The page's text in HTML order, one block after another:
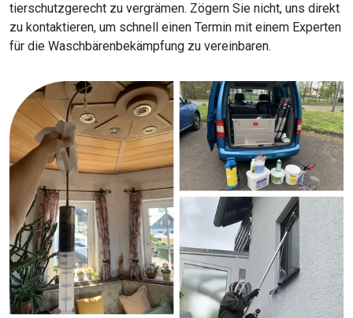
tierschutzgerecht zu vergrämen. Zögern Sie nicht, uns direkt
zu kontaktieren, um schnell einen Termin mit einem Experten
für die Waschbärenbekämpfung zu vereinbaren.